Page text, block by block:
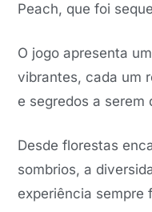
Peach, que foi
O jogo apresenta
vibrantes, cada um
e segredos a serem
Desde florestas
sombrios, a
experiência sempre